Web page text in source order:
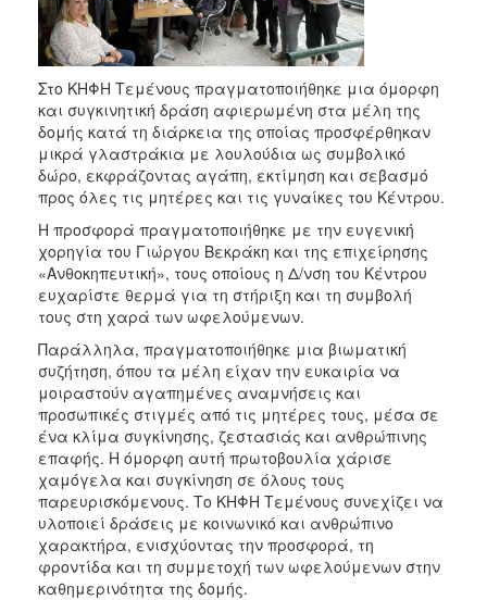
Στο ΚΗΦΗ Τεμένους πραγματοποιήθηκε μια όμορφη
και συγκινητική δράση αφιερωμένη στα μέλη της
δομής κατά τη διάρκεια της οποίας προσφέρθηκαν
μικρά γλαστράκια με λουλούδια ως συμβολικό
δώρο, εκφράζοντας αγάπη, εκτίμηση και σεβασμό
προς όλες τις μητέρες και τις γυναίκες του Κέντρου.
Η προσφορά πραγματοποιήθηκε με την ευγενική
χορηγία του Γιώργου Βεκράκη και της επιχείρησης
«Ανθοκηπευτική», τους οποίους η Δ/νση του Κέντρου
ευχαρίστε θερμά για τη στήριξη και τη συμβολή
τους στη χαρά των ωφελούμενων.
Παράλληλα, πραγματοποιήθηκε μια βιωματική
συζήτηση, όπου τα μέλη είχαν την ευκαιρία να
μοιραστούν αγαπημένες αναμνήσεις και
προσωπικές στιγμές από τις μητέρες τους, μέσα σε
ένα κλίμα συγκίνησης, ζεστασιάς και ανθρώπινης
επαφής. Η όμορφη αυτή πρωτοβουλία χάρισε
χαμόγελα και συγκίνηση σε όλους τους
παρευρισκόμενους. Το ΚΗΦΗ Τεμένους συνεχίζει να
υλοποιεί δράσεις με κοινωνικό και ανθρώπινο
χαρακτήρα, ενισχύοντας την προσφορά, τη
φροντίδα και τη συμμετοχή των ωφελούμενων στην
καθημερινότητα της δομής.